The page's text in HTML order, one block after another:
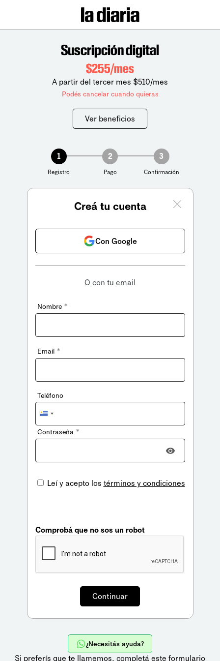
Suscripción digital
$255/mes
A partir del tercer mes $510/mes
Podés cancelar cuando quieras
Ver beneficios
1
Registro
2
Pago
3
Confirmación
Creá tu cuenta
Con Google
O con tu email
Nombre *
Email *
Teléfono
Uruguay
+598
Contraseña *
Leí y acepto los términos y condiciones
Comprobá que no sos un robot
¿Necesitás ayuda?
Si preferís que te llamemos, completá este formulario